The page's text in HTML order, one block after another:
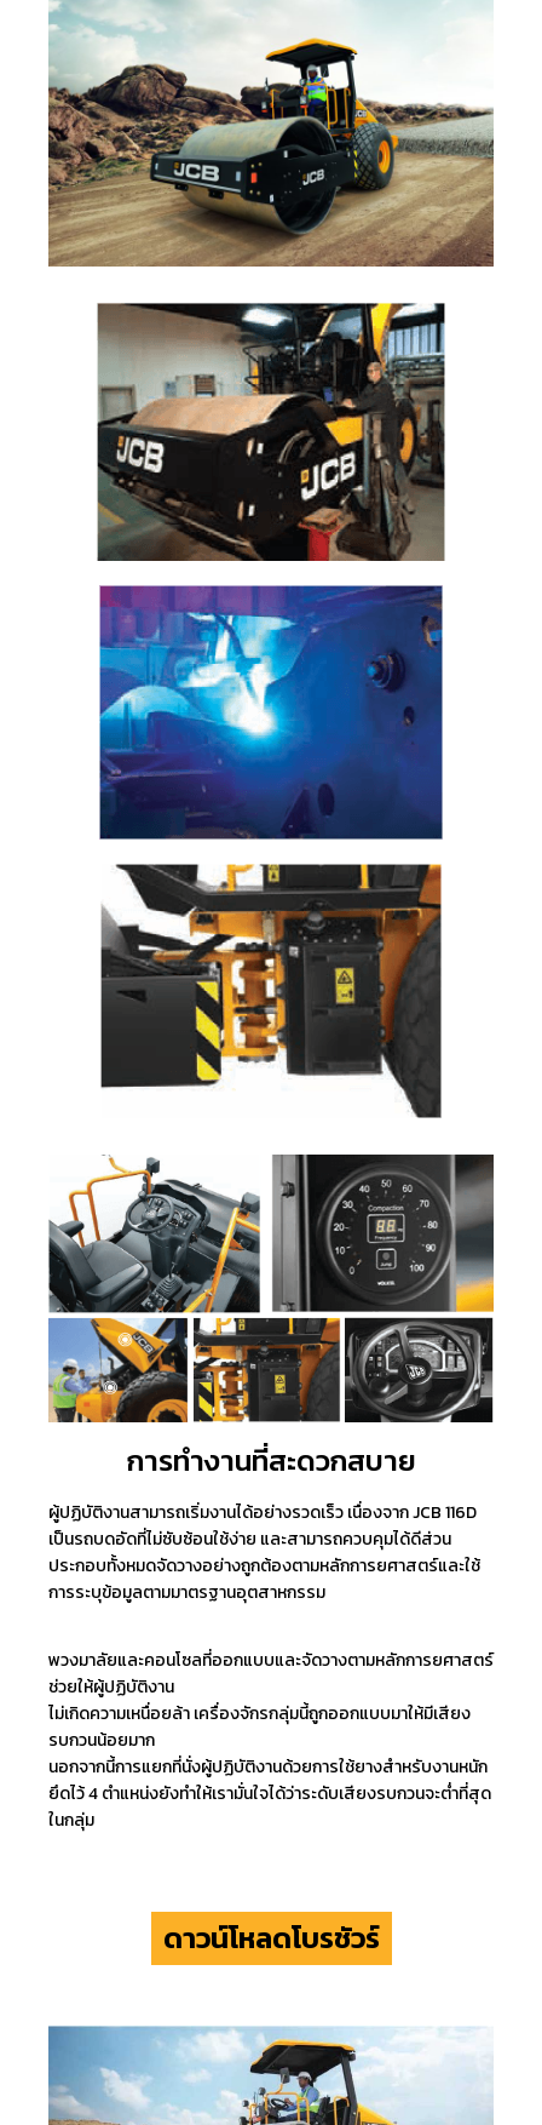
การทํางานที่สะดวกสบาย
ผู้ปฏิบัติงานสามารถเริ่มงานได้อย่างรวดเร็ว เนื่องจาก JCB 116D
เป็นรถบดอัดที่ไม่ซับซ้อนใช้ง่าย และสามารถควบคุมได้ดีส่วน
ประกอบทั้งหมดจัดวางอย่างถูกต้องตามหลักการยศาสตร์และใช้
การระบุข้อมูลตามมาตรฐานอุตสาหกรรม
พวงมาลัยและคอนโซลที่ออกแบบและจัดวางตามหลักการยศาสตร์
ช่วยให้ผู้ปฏิบัติงาน
ไม่เกิดความเหนื่อยล้า เครื่องจักรกลุ่มนี้ถูกออกแบบมาให้มีเสียง
รบกวนน้อยมาก
นอกจากนี้การแยกที่นั่งผู้ปฏิบัติงานด้วยการใช้ยางสำหรับงานหนัก
ยึดไว้ 4 ตำแหน่งยังทำให้เรามั่นใจได้ว่าระดับเสียงรบกวนจะต่ำที่สุด
ในกลุ่ม
ดาวน์โหลดโบรชัวร์